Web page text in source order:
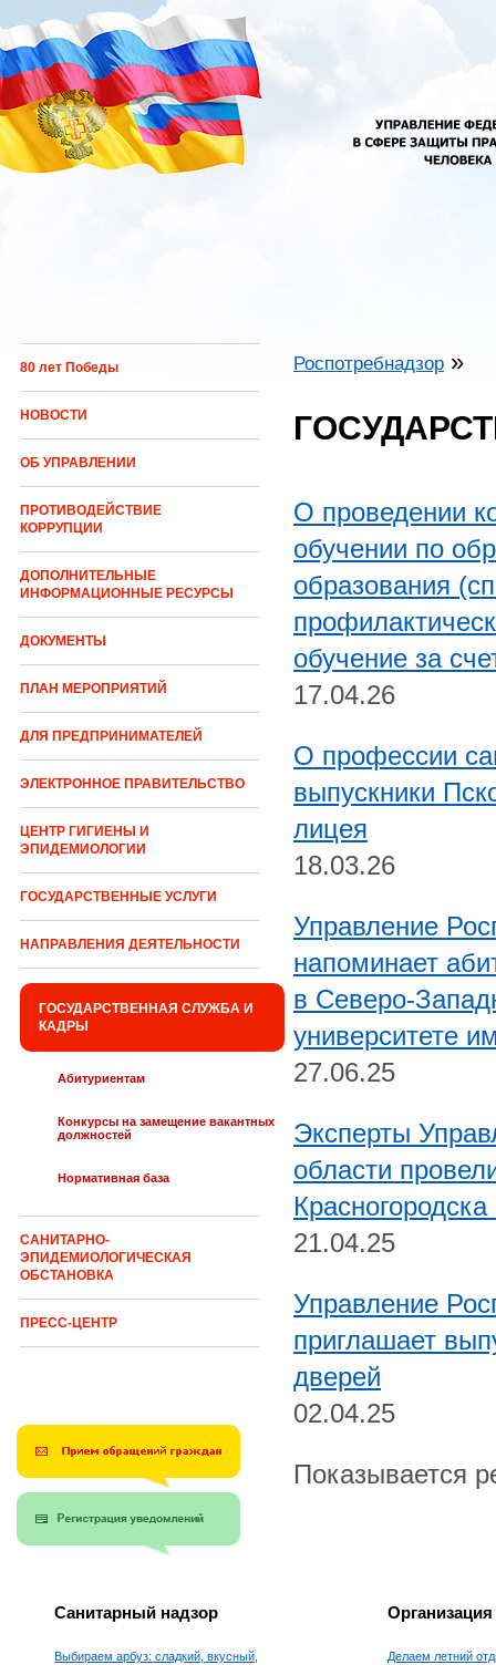
Перейти к основному содержанию
80 лет Победы
НОВОСТИ
ОБ УПРАВЛЕНИИ
ПРОТИВОДЕЙСТВИЕ
КОРРУПЦИИ
ДОПОЛНИТЕЛЬНЫЕ
ИНФОРМАЦИОННЫЕ РЕСУРСЫ
ДОКУМЕНТЫ
ПЛАН МЕРОПРИЯТИЙ
ДЛЯ ПРЕДПРИНИМАТЕЛЕЙ
ЭЛЕКТРОННОЕ ПРАВИТЕЛЬСТВО
ЦЕНТР ГИГИЕНЫ И
ЭПИДЕМИОЛОГИИ
ГОСУДАРСТВЕННЫЕ УСЛУГИ
НАПРАВЛЕНИЯ ДЕЯТЕЛЬНОСТИ
ГОСУДАРСТВЕННАЯ СЛУЖБА И
КАДРЫ
Абитуриентам
Конкурсы на замещение вакантных
должностей
Нормативная база
САНИТАРНО-
ЭПИДЕМИОЛОГИЧЕСКАЯ
ОБСТАНОВКА
ПРЕСС-ЦЕНТР
Роспотребнадзор »
О проведении
обучении по
образования
обучение за
17.04.26
О профессии
выпускники
лицея
18.03.26
Управление
напоминает
в Северо-
университете
27.06.25
Эксперты
области
21.04.25
Управление
приглашает
дверей
02.04.25
Показывается
Санитарный надзор
Выбираем арбуз: сладкий, вкусный,
Делаем летний